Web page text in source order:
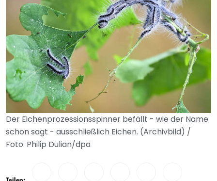
Der Eichenprozessionsspinner befällt - wie der Name
schon sagt - ausschließlich Eichen. (Archivbild) /
Foto: Philip Dulian/dpa